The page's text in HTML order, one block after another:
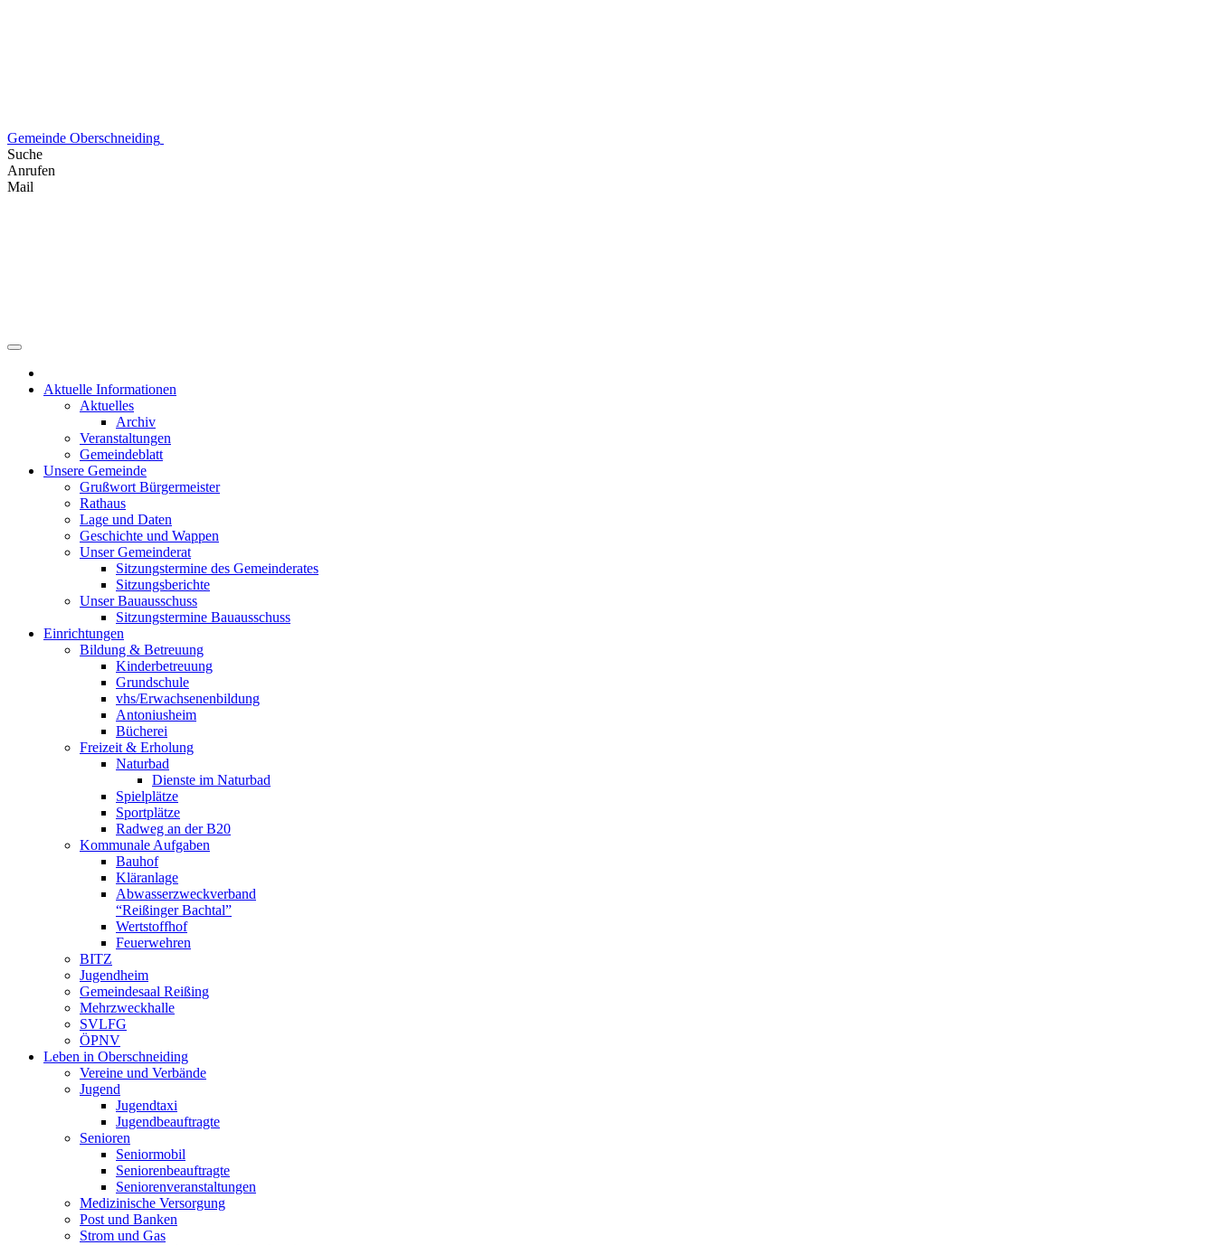
Gemeinde Oberschneiding
Suche
Anrufen
Mail
Aktuelle Informationen
Aktuelles
Archiv
Veranstaltungen
Gemeindeblatt
Unsere Gemeinde
Grußwort Bürgermeister
Rathaus
Lage und Daten
Geschichte und Wappen
Unser Gemeinderat
Sitzungstermine des Gemeinderates
Sitzungsberichte
Unser Bauausschuss
Sitzungstermine Bauausschuss
Einrichtungen
Bildung & Betreuung
Kinderbetreuung
Grundschule
vhs/Erwachsenenbildung
Antoniusheim
Bücherei
Freizeit & Erholung
Naturbad
Dienste im Naturbad
Spielplätze
Sportplätze
Radweg an der B20
Kommunale Aufgaben
Bauhof
Kläranlage
Abwasserzweckverband
“Reißinger Bachtal”
Wertstoffhof
Feuerwehren
BITZ
Jugendheim
Gemeindesaal Reißing
Mehrzweckhalle
SVLFG
ÖPNV
Leben in Oberschneiding
Vereine und Verbände
Jugend
Jugendtaxi
Jugendbeauftragte
Senioren
Seniormobil
Seniorenbeauftragte
Seniorenveranstaltungen
Medizinische Versorgung
Post und Banken
Strom und Gas